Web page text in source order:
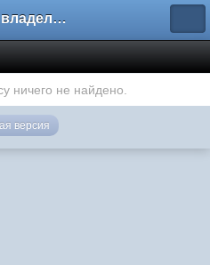
Форум владельцев интернет-магазинов
ничего не найдено.
версия